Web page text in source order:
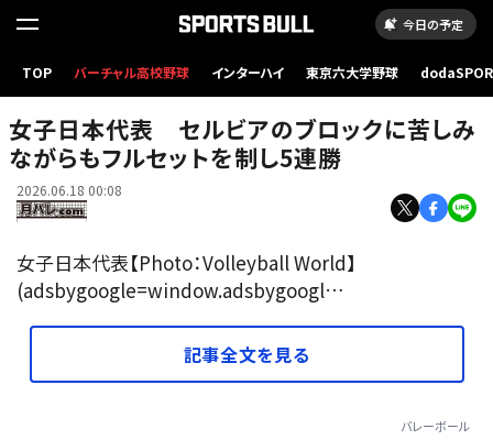
今日の予定
TOP バーチャル高校野球 インターハイ 東京六大学野球
女子日本代表 セルビアのブロックに苦しみ
ながらもフルセットを制し5連勝
2026.06.18 00:08
女子日本代表【Photo：Volleyball World】
(adsbygoogle=window.adsbygoogl…
記事全文を見る
バレーボール